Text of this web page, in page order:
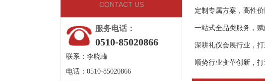
CONTACT US
服务电话：
0510-85020866
联系：李晓峰
电话：0510-85020866
定制专属方案，高性
一站式全品类服务，
深耕礼仪会展行业，
顺势行业变革创新，